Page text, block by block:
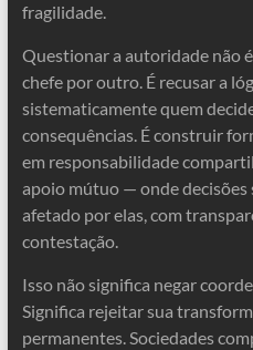
fragilidade.
Questionar a autoridade não
chefe por outro. É recusar a
sistematicamente quem
consequências. É construir
em responsabilidade
apoio mútuo — onde decisões
afetado por elas, com
contestação.
Isso não significa negar
Significa rejeitar sua
permanentes. Sociedades